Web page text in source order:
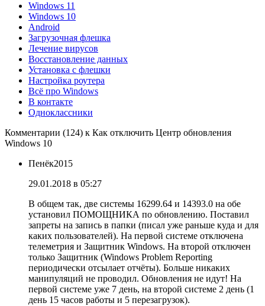
Windows 11
Windows 10
Android
Загрузочная флешка
Лечение вирусов
Восстановление данных
Установка с флешки
Настройка роутера
Всё про Windows
В контакте
Одноклассники
Комментарии (124) к Как отключить Центр обновления
Windows 10
Пенёк2015
29.01.2018 в 05:27
В общем так, две системы 16299.64 и 14393.0 на обе
установил ПОМОЩНИКА по обновлению. Поставил
запреты на запись в папки (писал уже раньше куда и для
каких пользователей). На первой системе отключена
телеметрия и Защитник Windows. На второй отключен
только Защитник (Windows Problem Reporting
периодически отсылает отчёты). Больше никаких
манипуляций не проводил. Обновления не идут! На
первой системе уже 7 день, на второй системе 2 день (1
день 15 часов работы и 5 перезагрузок).